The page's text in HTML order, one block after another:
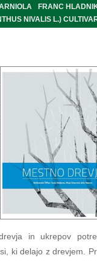
FRANC
NIVALIS L.)
in ukrepov
ki delajo z drevjem.